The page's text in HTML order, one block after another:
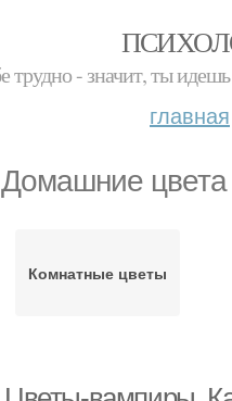
трудно - значит, ты
главная
Домашние цвета
Комнатные цветы